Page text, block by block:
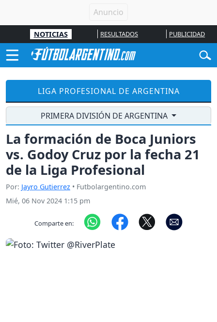
NOTICIAS RESULTADOS PUBLICIDAD
LIGA PROFESIONAL DE ARGENTINA
PRIMERA DIVISIÓN DE ARGENTINA
La formación de Boca Juniors
vs. Godoy Cruz por la fecha 21
de la Liga Profesional
Por: Jayro Gutierrez • Futbolargentino.com
Mié, 06 Nov 2024 1:15 pm
Comparte en: